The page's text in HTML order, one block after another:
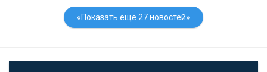
«Показать еще 27 новостей»